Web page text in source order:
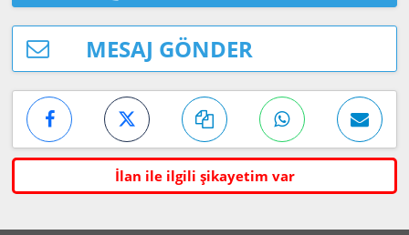
MESAJ GÖNDER
İlan ile ilgili şikayetim var